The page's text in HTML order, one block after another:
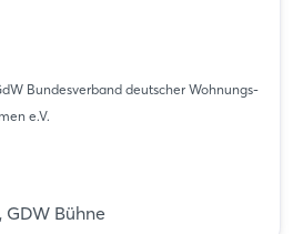
Bundesverband deutscher Wohnungs-
e.V.
Bühne